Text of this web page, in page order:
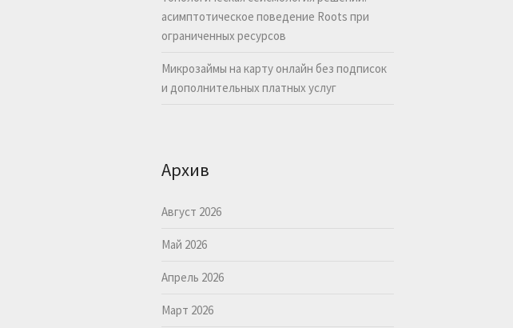
асимптотическое поведение Roots при
ограниченных ресурсов
Микрозаймы на карту онлайн без подписок
и дополнительных платных услуг
Архив
Август 2026
Май 2026
Апрель 2026
Март 2026